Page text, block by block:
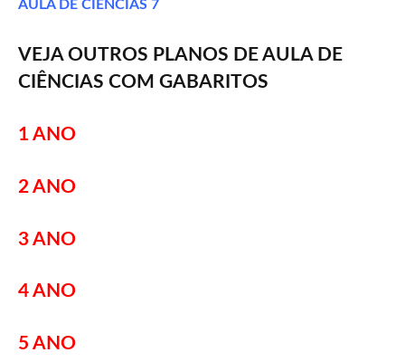
AULA DE CIÊNCIAS 7
VEJA OUTROS PLANOS DE AULA DE
CIÊNCIAS COM GABARITOS
1 ANO
2 ANO
3 ANO
4 ANO
5 ANO